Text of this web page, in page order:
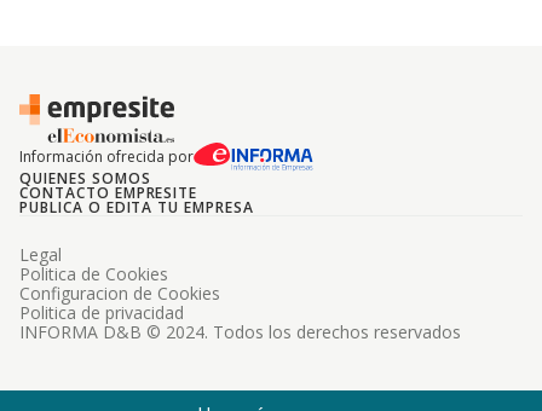
Información ofrecida por
QUIENES SOMOS
CONTACTO EMPRESITE
PUBLICA O EDITA TU EMPRESA
INFORMA D&B © 2024. Todos los derechos reservados
Legal
Politica de Cookies
Configuracion de Cookies
Politica de privacidad